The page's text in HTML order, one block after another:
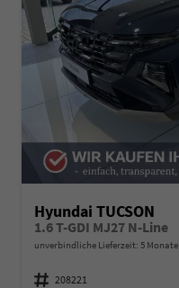
Hyundai TUCSON
1.6 T-GDI MJ27 N-Line
unverbindliche Lieferzeit: 5 Monate
Fahrzeugnummer 208221